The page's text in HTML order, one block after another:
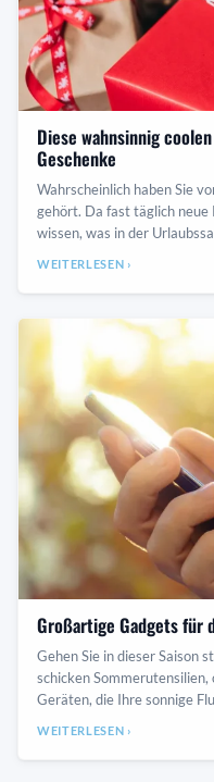
Diese wahnsinnig
Geschenke
Wahrscheinlich haben Sie
gehört. Da fast täglich neue
wissen, was in der
WEITERLESEN ›
Großartige Gadgets für
Gehen Sie in dieser Saison
schicken
Geräten, die Ihre sonnige
WEITERLESEN ›